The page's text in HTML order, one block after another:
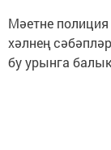
Мәетне
хәлнең
бу урынга